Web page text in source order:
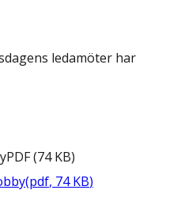
ledamöter har
PDF(74 KB)
(pdf, 74 KB)